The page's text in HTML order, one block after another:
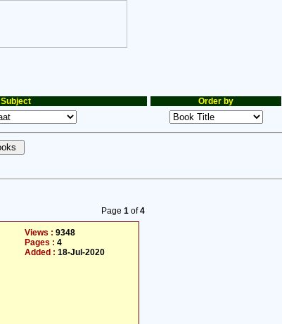
Subject Order by
Page 1of4
Views : 9348
Pages : 4
Added : 18-Jul-2020